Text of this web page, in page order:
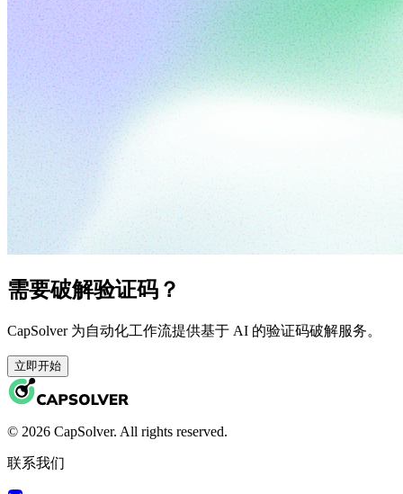
需要破解验证码？
CapSolver 为自动化工作流提供基于 AI 的验证码破解服务。
立即开始
© 2026 CapSolver. All rights reserved.
联系我们